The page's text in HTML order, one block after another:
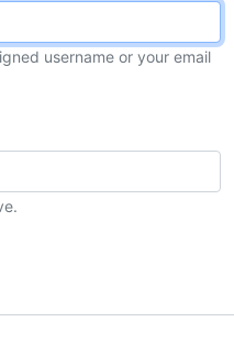
username or your email